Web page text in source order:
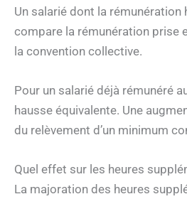
Un salarié dont la
compare la rémunération prise
la convention collective.
Pour un salarié déjà rémunéré
hausse équivalente. Une
du relèvement d’un minimum
Quel effet sur les heures
La majoration des heures